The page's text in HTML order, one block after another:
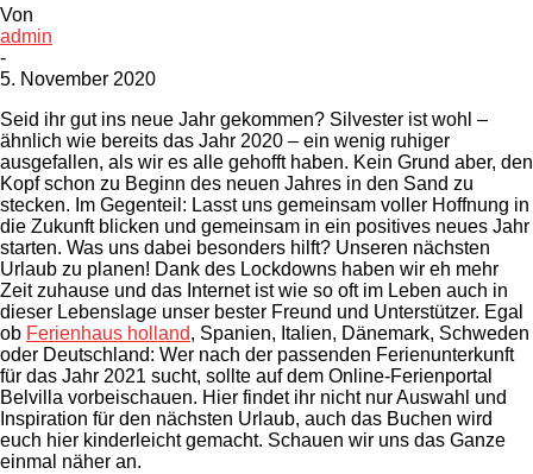
Ihre E-Mail-Adresse
Von
admin
-
5. November 2020
Seid ihr gut ins neue Jahr gekommen? Silvester ist wohl –
ähnlich wie bereits das Jahr 2020 – ein wenig ruhiger
ausgefallen, als wir es alle gehofft haben. Kein Grund aber, den
Kopf schon zu Beginn des neuen Jahres in den Sand zu
stecken. Im Gegenteil: Lasst uns gemeinsam voller Hoffnung in
die Zukunft blicken und gemeinsam in ein positives neues Jahr
starten. Was uns dabei besonders hilft? Unseren nächsten
Urlaub zu planen! Dank des Lockdowns haben wir eh mehr
Zeit zuhause und das Internet ist wie so oft im Leben auch in
dieser Lebenslage unser bester Freund und Unterstützer. Egal
ob Ferienhaus holland, Spanien, Italien, Dänemark, Schweden
oder Deutschland: Wer nach der passenden Ferienunterkunft
für das Jahr 2021 sucht, sollte auf dem Online-Ferienportal
Belvilla vorbeischauen. Hier findet ihr nicht nur Auswahl und
Inspiration für den nächsten Urlaub, auch das Buchen wird
euch hier kinderleicht gemacht. Schauen wir uns das Ganze
einmal näher an.